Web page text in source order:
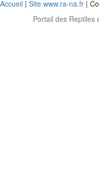
Accueil | Site www.ra-na.fr |
Portail des Reptiles